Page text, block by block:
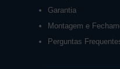
Garantia
Montagem e
Perguntas